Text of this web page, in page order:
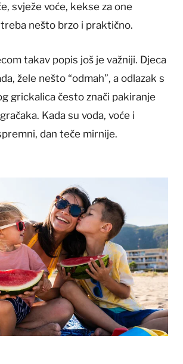
svježe voće, kekse za one
nešto brzo i praktično.
takav popis još je važniji. Djeca
žele nešto “odmah”, a odlazak s
grickalica često znači pakiranje
Kada su voda, voće i
dan teče mirnije.